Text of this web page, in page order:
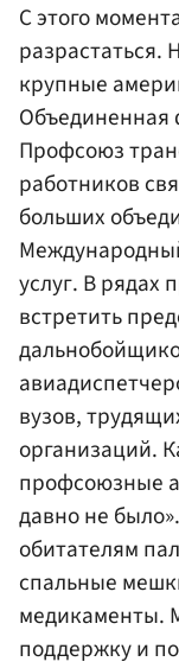
С этого
разрастаться.
крупные
Объединенная
Профсоюз
работников
больших
услуг. В
встретить
вузов,
организаций.
профсоюзные
давно не
обитателям
спальные
медикаменты.
поддержку и